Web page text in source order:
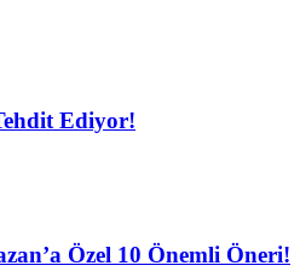
Ediyor!
Özel 10 Önemli Öneri!